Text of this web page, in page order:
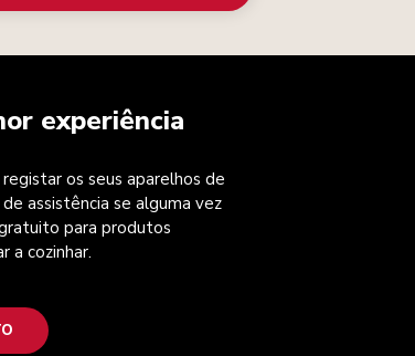
experiência
os seus aparelhos de
assistência se alguma vez
para produtos
a cozinhar.